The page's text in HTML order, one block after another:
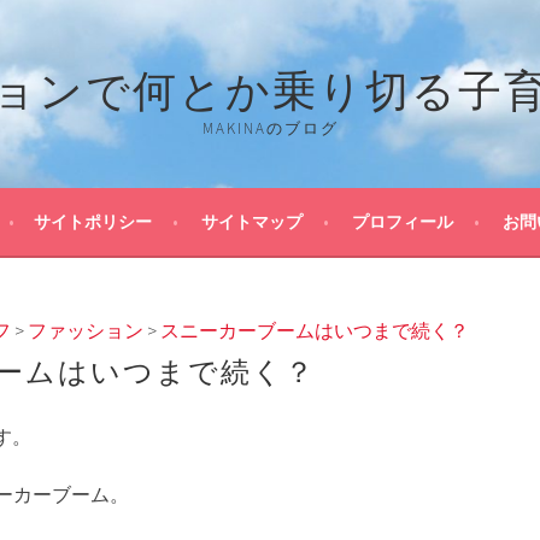
ンで何とか乗り切る子
MAKINAのブログ
サイトポリシー サイトマップ プロフィール お
> ファッション > スニーカーブームはいつまで続く？
ムはいつまで続く？
ーブーム。